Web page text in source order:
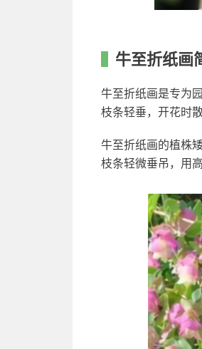
牛至折纸画
牛至折纸画是专为
枝条轻垂，开花时
牛至折纸画的植株
枝条轻微垂吊，用